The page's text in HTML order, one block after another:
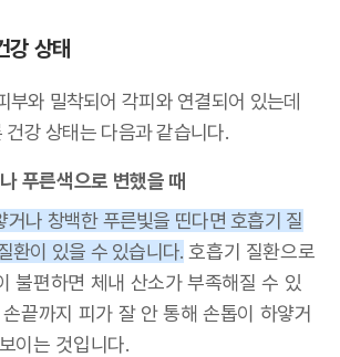
강 상태
부와 밀착되어 각피와 연결되어 있는데
건강 상태는 다음과 같습니다.
푸른색으로 변했을 때
거나 창백한 푸른빛을 띤다면 호흡기 질
환이 있을 수 있습니다. 호흡기 질환으로
불편하면 체내 산소가 부족해질 수 있
끝까지 피가 잘 안 통해 손톱이 하얗거
이는 것입니다.